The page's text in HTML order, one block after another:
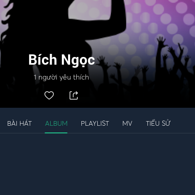
Bích Ngọc
1 người yêu thích
BÀI HÁT ALBUM PLAYLIST MV TIỂU SỬ